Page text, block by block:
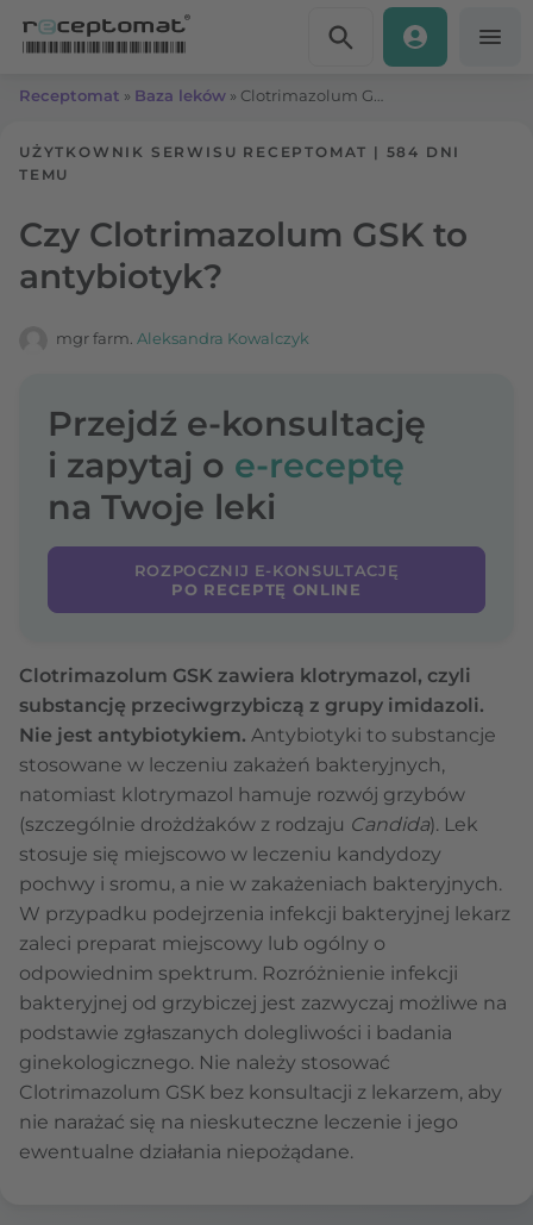
Receptomat » Baza leków »
UŻYTKOWNIK SERWISU RECEPTOMAT | 584 DNI
TEMU
Czy Clotrimazolum GSK to
antybiotyk?
mgr farm. Aleksandra Kowalczyk
Przejdź e-konsultację
i zapytaj o e-receptę
na Twoje leki
ROZPOCZNIJ E-KONSULTACJĘ
PO RECEPTĘ ONLINE
Clotrimazolum GSK zawiera klotrymazol, czyli
substancję przeciwgrzybiczą z grupy imidazoli.
Nie jest antybiotykiem. Antybiotyki to substancje
stosowane w leczeniu zakażeń bakteryjnych,
natomiast klotrymazol hamuje rozwój grzybów
(szczególnie drożdżaków z rodzaju Candida). Lek
stosuje się miejscowo w leczeniu kandydozy
pochwy i sromu, a nie w zakażeniach bakteryjnych.
W przypadku podejrzenia infekcji bakteryjnej lekarz
zaleci preparat miejscowy lub ogólny o
odpowiednim spektrum. Rozróżnienie infekcji
bakteryjnej od grzybiczej jest zazwyczaj możliwe na
podstawie zgłaszanych dolegliwości i badania
ginekologicznego. Nie należy stosować
Clotrimazolum GSK bez konsultacji z lekarzem, aby
nie narażać się na nieskuteczne leczenie i jego
ewentualne działania niepożądane.